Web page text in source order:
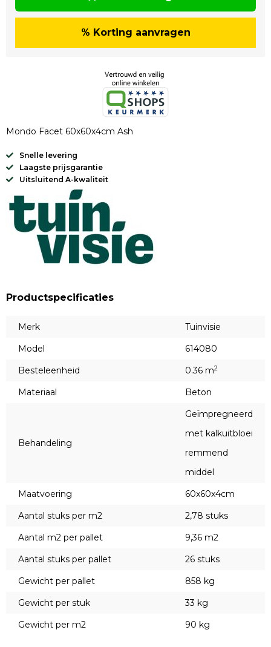
% Korting aanvragen
Mondo Facet 60x60x4cm Ash
Snelle levering
Laagste prijsgarantie
Uitsluitend A-kwaliteit
Productspecificaties
Merk
Tuinvisie
Model
614080
Besteleenheid
0.36 m2
Materiaal Beton
Behandeling
Geïmpregneerd
met kalkuitbloei
remmend
middel
Maatvoering
60x60x4cm
Aantal stuks per m2
2,78 stuks
Aantal m2 per pallet
9,36 m2
Aantal stuks per pallet
26 stuks
Gewicht per pallet
858 kg
Gewicht per stuk
33 kg
Gewicht per m2
90 kg